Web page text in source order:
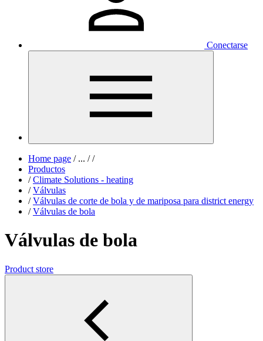
Conectarse
Home page /... / /
Productos
/ Climate Solutions - heating
/ Válvulas
/ Válvulas de corte de bola y de mariposa para district energy
/ Válvulas de bola
Válvulas de bola
Product store